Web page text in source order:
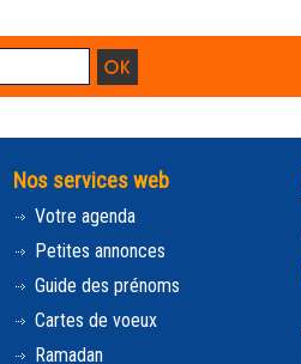
Nos services web
Votre agenda
Petites annonces
Guide des prénoms
Cartes de voeux
Ramadan